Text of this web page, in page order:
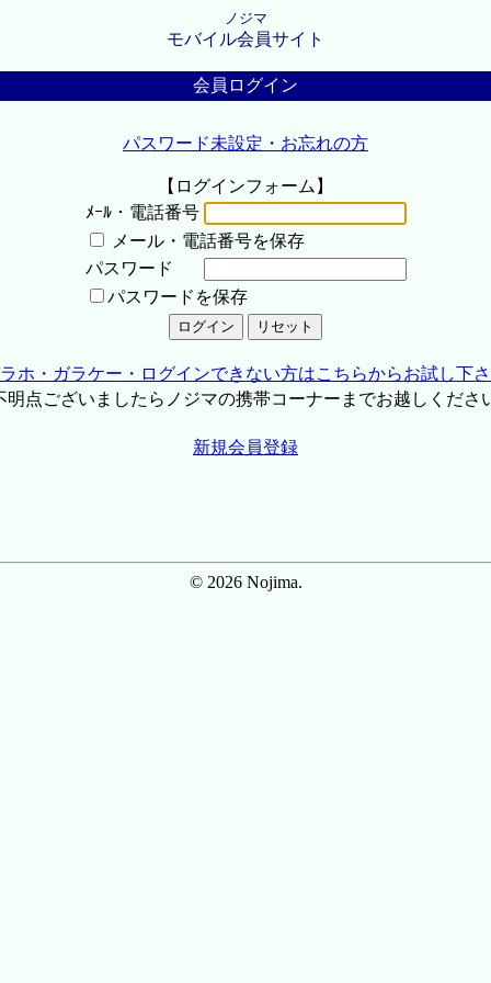
ノジマ
モバイル会員サイト
会員ログイン
パスワード未設定・お忘れの方
【ログインフォーム】
ﾒｰﾙ・電話番号
メール・電話番号を保存
パスワード
パスワードを保存
ホ・ガラケー・ログインできない方はこちらからお試し下
点ございましたらノジマの携帯コーナーまでお越しくださ
新規会員登録
© 2026 Nojima.